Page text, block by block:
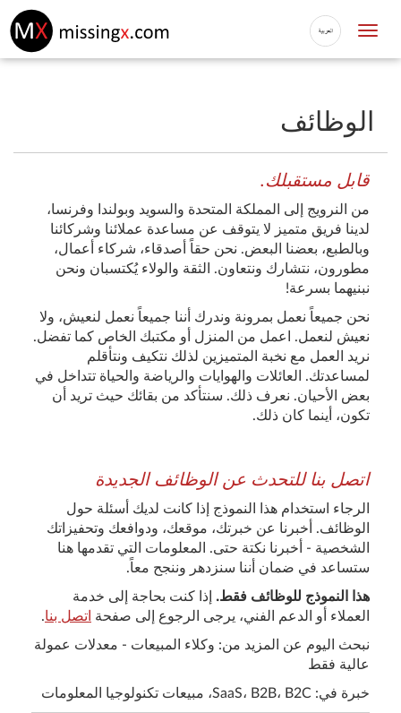
Toggle
الوظائف
قابل مستقبلك.
من النرويج إلى المملكة المتحدة والسويد وبولندا وفرنسا،
لدينا فريق متميز لا يتوقف عن مساعدة عملائنا وشركائنا
وبالطبع، بعضنا البعض. نحن حقاً أصدقاء، شركاء أعمال،
مطورون، نتشارك ونتعاون. الثقة والولاء يُكتسبان ونحن
نبنيهما بسرعة!
نحن جميعاً نعمل بمرونة وندرك أننا جميعاً نعمل لنعيش، ولا
نعيش لنعمل. اعمل من المنزل أو مكتبك الخاص كما تفضل.
نريد العمل مع نخبة المتميزين لذلك نتكيف ونتأقلم
لمساعدتك. العائلات والهوايات والرياضة والحياة تتداخل في
بعض الأحيان. نعرف ذلك. سنتأكد من بقائك حيث تريد أن
تكون، أينما كان ذلك.
اتصل بنا للتحدث عن الوظائف الجديدة
الرجاء استخدام هذا النموذج إذا كانت لديك أسئلة حول
الوظائف. أخبرنا عن خبرتك، موقعك، ودوافعك وتحفيزاتك
الشخصية - أخبرنا نكتة حتى. المعلومات التي تقدمها هنا
ستساعد في ضمان أننا سنزدهر وننجح معاً.
هذا النموذج للوظائف فقط. إذا كنت بحاجة إلى خدمة
العملاء أو الدعم الفني، يرجى الرجوع إلى صفحة اتصل بنا.
نبحث اليوم عن المزيد من: وكلاء المبيعات - معدلات عمولة
عالية فقط
خبرة في: SaaS، B2B، B2C، مبيعات تكنولوجيا المعلومات